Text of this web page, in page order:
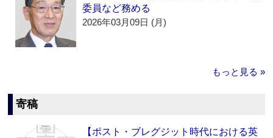
委員など務める
2026年03月09日 (月)
もっと見る »
寄稿
【ポスト・ブレグジット時代における英